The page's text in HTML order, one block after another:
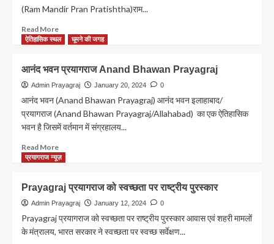
पंडाल
होगा
खासियत
!
(Ram Mandir Pran Pratishtha)राम...
Read MoreRead
more
माघ
मेले
में
योगी
साथ
सकते
हैं
कैसे?
ऐतिहासिक स्थल घूमने की जगह
आनंद भवन प्रयागराज Anand Bhawan Prayagraj
Admin Prayagraj January 20, 2024 0
आनंद भवन (Anand Bhawan Prayagraj) आनंद भवन इलाहाबाद/
प्रयागराज (Anand Bhawan Prayagraj/Allahabad) का एक ऐतिहासिक
भवन है जिसमें वर्तमान में संग्रहालय...
Read MoreRead
more
भवन
प्रयागराज
Anand
प्रयागराज न्यूज़
Prayagraj प्रयागराज को स्वच्छता पर राष्ट्रीय पुरस्कार
Admin Prayagraj January 12, 2024 0
Prayagraj प्रयागराज को स्वच्छता पर राष्ट्रीय पुरस्कार आवास एवं शहरी मामलों
के मंत्रालय, भारत सरकार ने स्वच्छता पर स्वच्छ सर्वेक्षण...